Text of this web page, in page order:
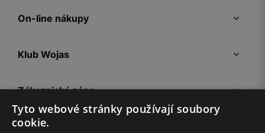
On-line nákupy
Klub Wojas
Zákaznická zóna
Společnost Wojas
Tyto webové stránky používají soubory
cookie.